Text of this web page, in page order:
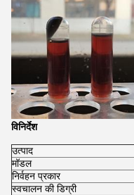
विनिर्देश
उत्पाद
मॉडल
निर्वहन प्रकार
स्वचालन की डिग्री